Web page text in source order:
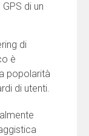
di un
di
è
popolarità
di utenti.